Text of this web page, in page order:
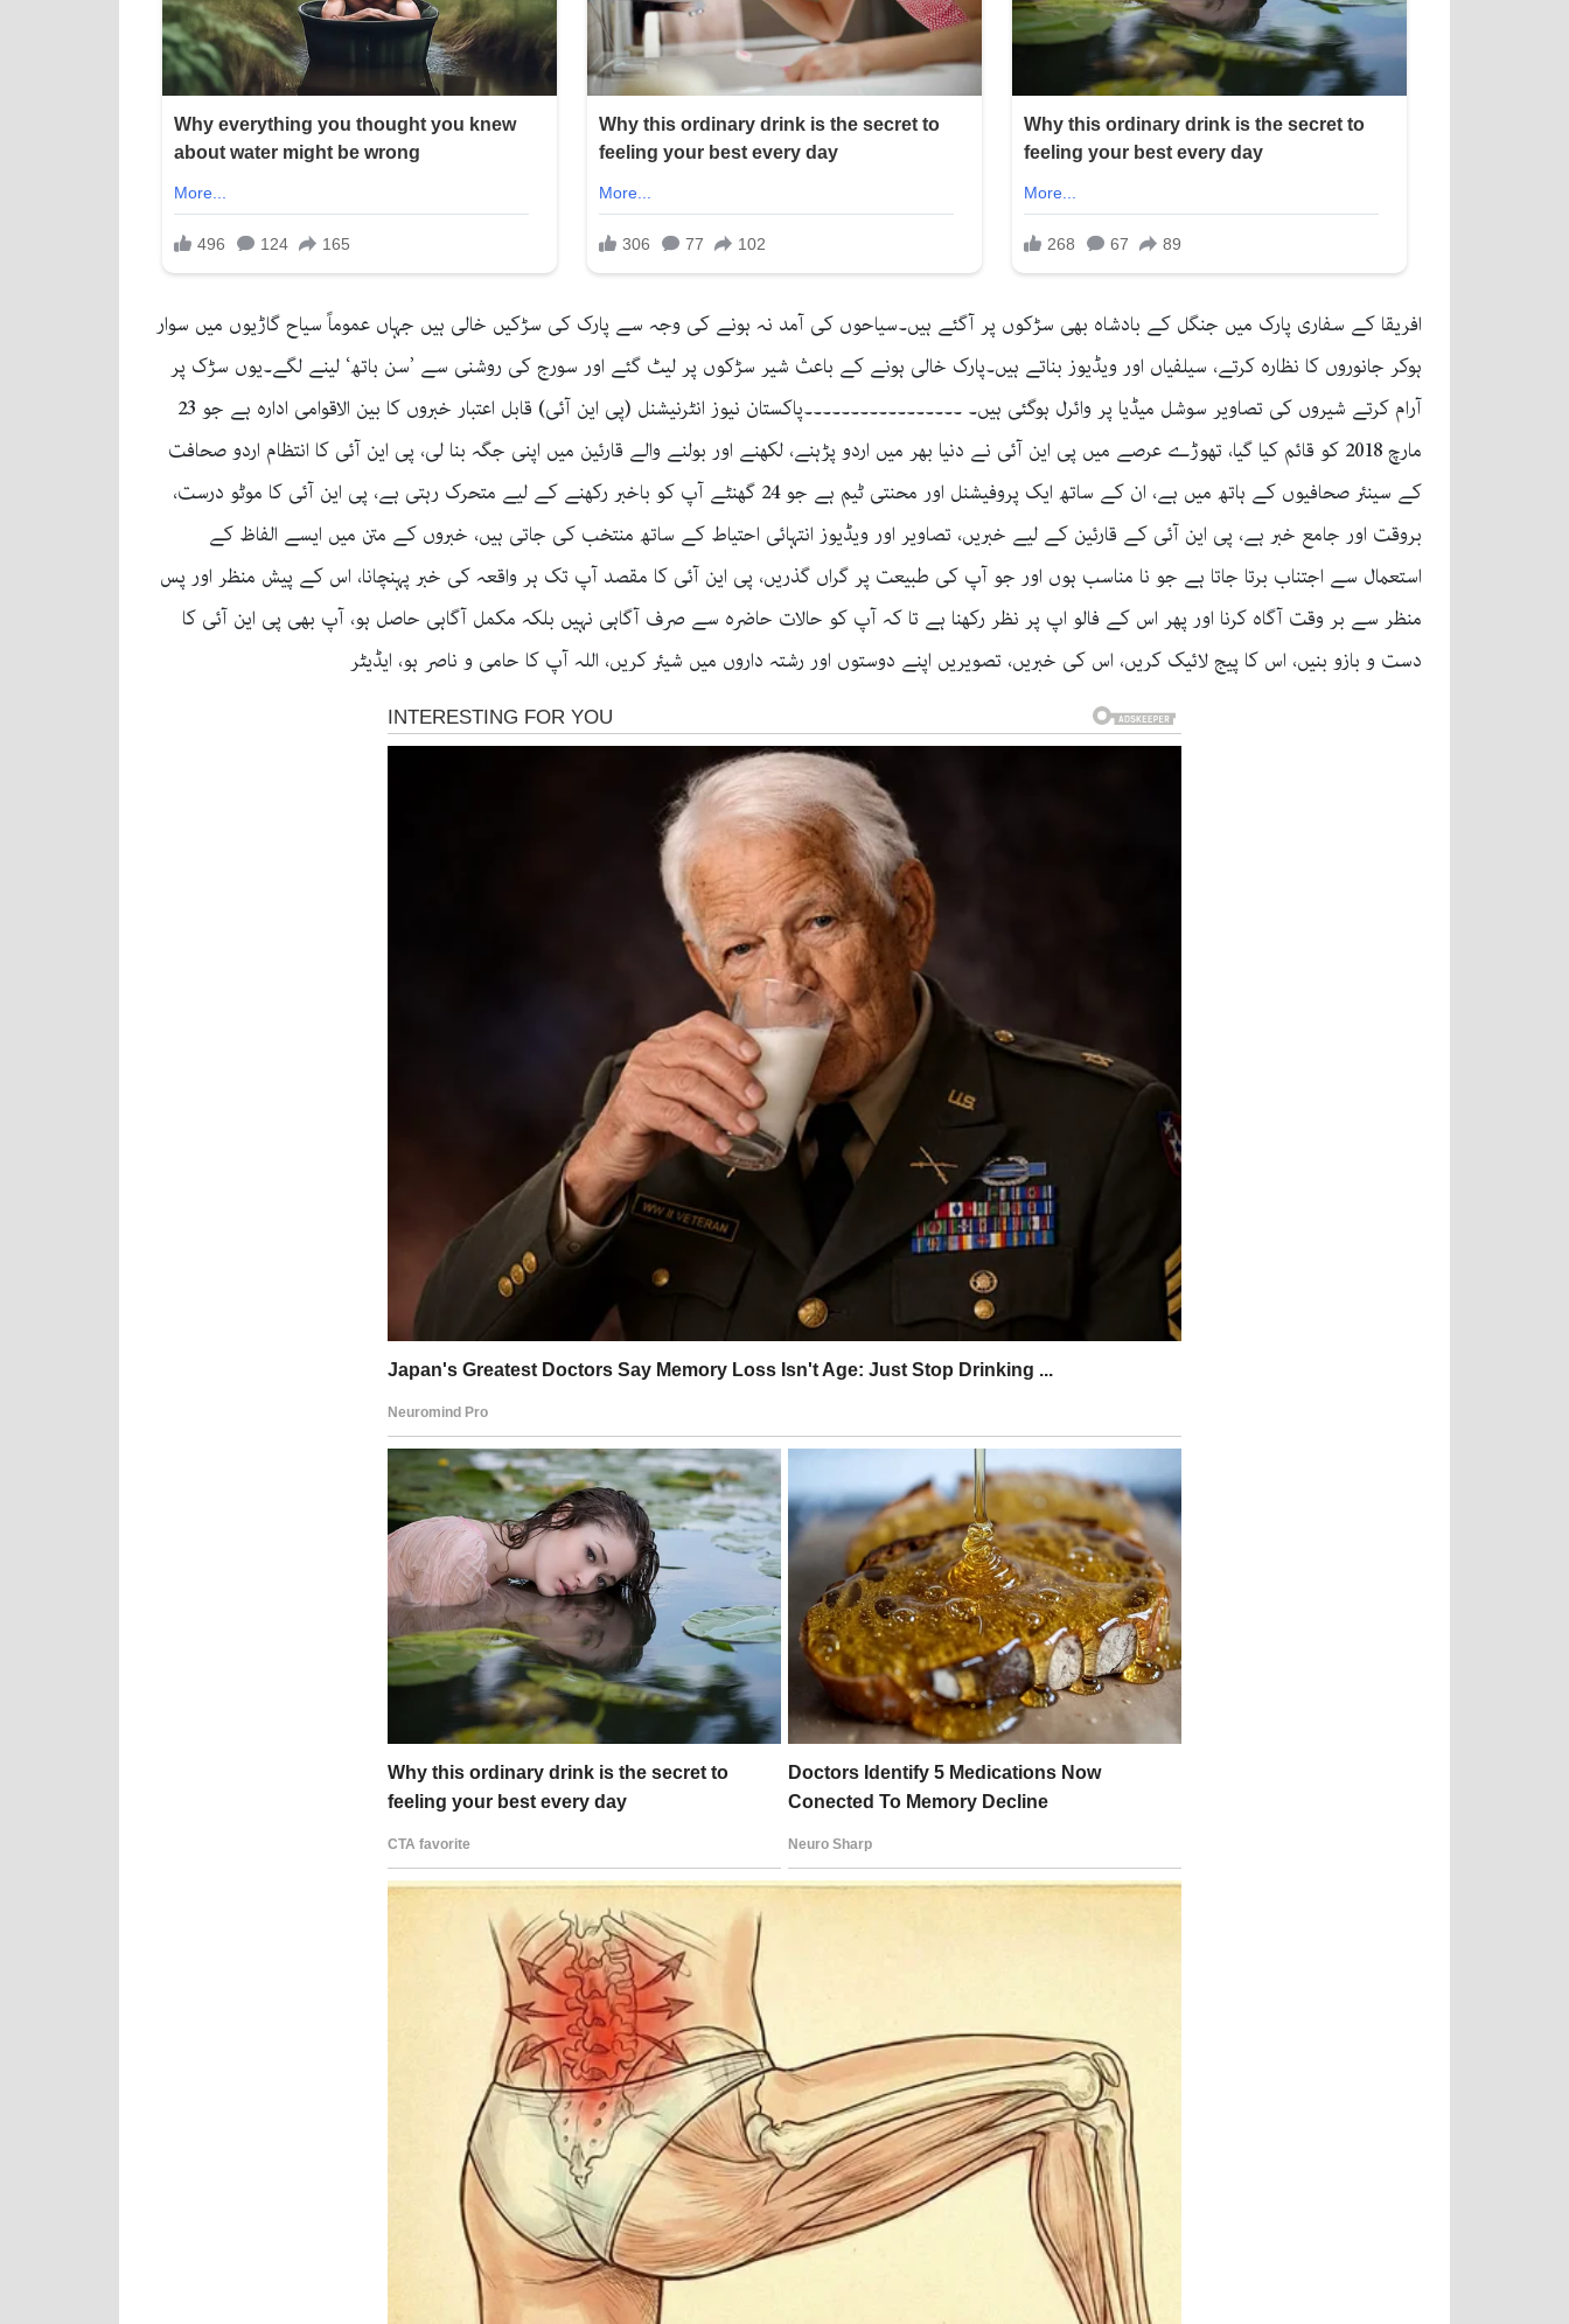
افریقا کے سفاری پارک میں جنگل کے بادشاہ بھی سڑکوں پر آگئے ہیں۔سیاحوں کی آمد نہ ہونے کی وجہ سے پارک کی سڑکیں خالی ہیں جہاں عموماً سیاح گاڑیوں میں سوار
ہوکر جانوروں کا نظارہ کرتے، سیلفیاں اور ویڈیوز بناتے ہیں۔پارک خالی ہونے کے باعث شیر سڑکوں پر لیٹ گئے اور سورج کی روشنی سے ’سن باتھ‘ لینے لگے۔یوں سڑک پر
آرام کرتے شیروں کی تصاویر سوشل میڈیا پر وائرل ہوگئی ہیں۔ ۔۔۔۔۔۔۔۔۔۔۔۔۔۔۔۔۔پاکستان نیوز انٹرنیشنل (پی این آئی) قابل اعتبار خبروں کا بین الاقوامی ادارہ ہے جو 23
مارچ 2018 کو قائم کیا گیا، تھوڑے عرصے میں پی این آئی نے دنیا بھر میں اردو پڑہنے، لکھنے اور بولنے والے قارئین میں اپنی جگہ بنا لی، پی این آئی کا انتظام اردو صحافت
کے سینئر صحافیوں کے ہاتھ میں ہے، ان کے ساتھ ایک پروفیشنل اور محنتی ٹیم ہے جو 24 گھنٹے آپ کو باخبر رکھنے کے لیے متحرک رہتی ہے، پی این آئی کا موٹو درست،
بروقت اور جامع خبر ہے، پی این آئی کے قارئین کے لیے خبریں، تصاویر اور ویڈیوز انتہائی احتیاط کے ساتھ منتخب کی جاتی ہیں، خبروں کے متن میں ایسے الفاظ کے
استعمال سے اجتناب برتا جاتا ہے جو نا مناسب ہوں اور جو آپ کی طبیعت پر گراں گذریں، پی این آئی کا مقصد آپ تک ہر واقعہ کی خبر پہنچانا، اس کے پیش منظر اور پس
منظر سے بر وقت آگاہ کرنا اور پھر اس کے فالو اپ پر نظر رکھنا ہے تا کہ آپ کو حالات حاضرہ سے صرف آگاہی نہیں بلکہ مکمل آگاہی حاصل ہو، آپ بھی پی این آئی کا
دست و بازو بنیں، اس کا پیج لائیک کریں، اس کی خبریں، تصویریں اپنے دوستوں اور رشتہ داروں میں شیئر کریں، اللہ آپ کا حامی و ناصر ہو، ایڈیٹر